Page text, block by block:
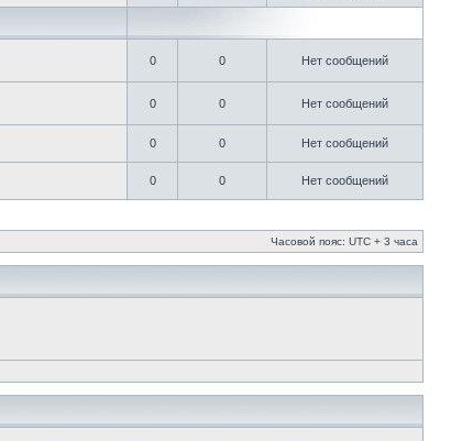
0 0 Нет сообщений
0 0 Нет сообщений
0 0 Нет сообщений
0 0 Нет сообщений
Часовой пояс: UTC + 3 часа